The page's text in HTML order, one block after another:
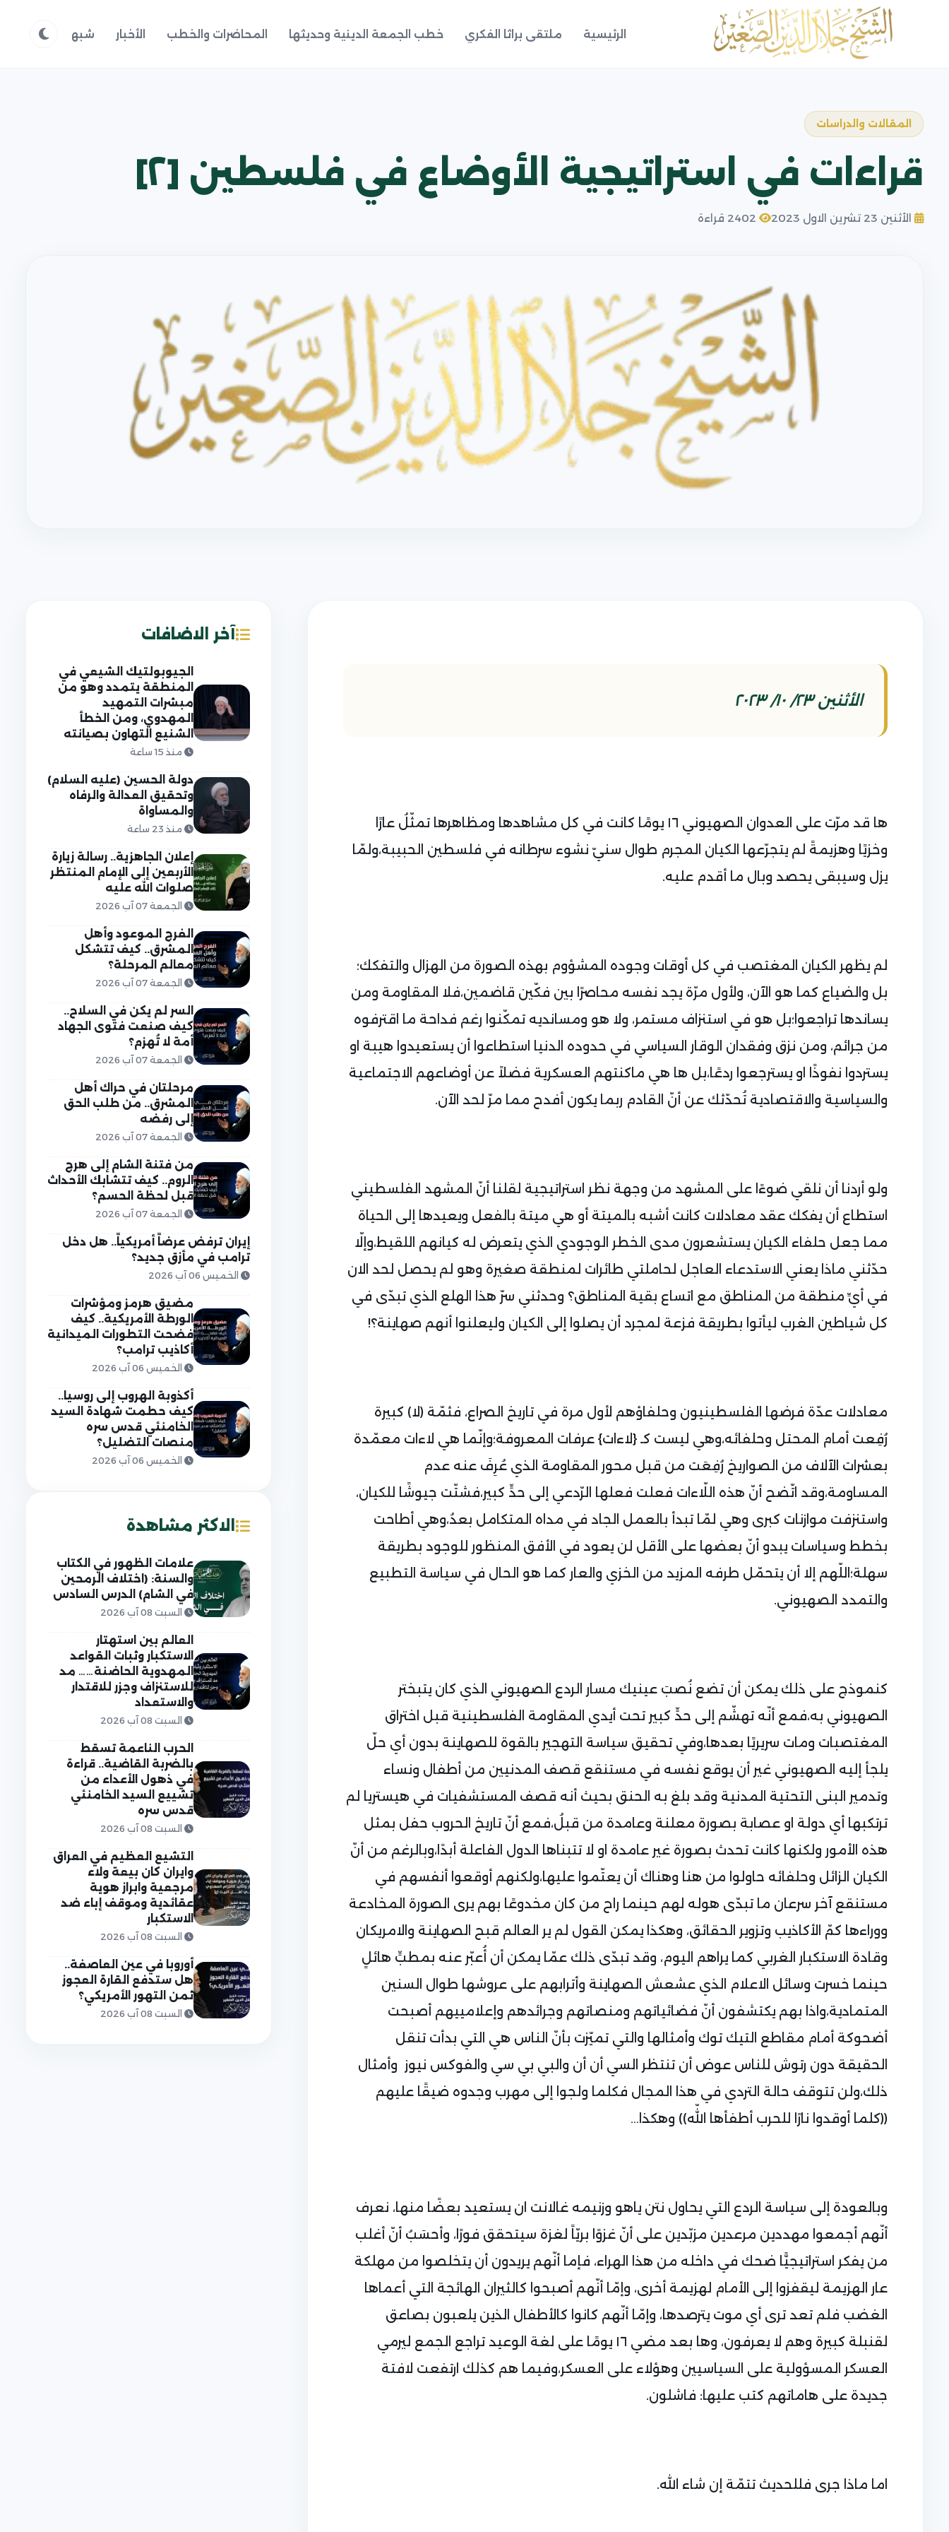
الرئيسية ملتقى براثا الفكري خطب الجمعة الدينية وحديثها المحاضرات والخطب الأخبار شبهات وردود
المقالات والدراسات
قراءات في استراتيجية الأوضاع في فلسطين [٢]
الأثنين 23 تشرين الاول 2023
الأثنين ٢٣/ ١٠/ ٢٠٢٣
ها قد مرّت على العدوان الصهيوني ١٦ يومًا كانت في كل مشاهدها ومظاهرها تمثّلُ عارًا
وخزيًا وهزيمةً لم يتجرّعها الكيان المجرم طوال سنيّ نشوء سرطانه في فلسطين الحبيبة،ولمّا
يزل وسيبقى يحصد وبال ما أقدم عليه.
لم يظهر الكيان المغتصب في كل أوقات وجوده المشؤوم بهذه الصورة من الهزال والتفكك؛
بل والضياع كما هو الآن، ولأول مرّة يجد نفسه محاصرًا بين فكّين قاضمين،فلا المقاومة ومن
يساندها تراجعوا؛بل هو في استنزاف مستمر، ولا هو ومسانديه تمكّنوا رغم فداحة ما اقترفوه
من جرائم، ومن نزق وفقدان الوقار السياسي في حدوده الدنيا استطاعوا أن يستعيدوا هيبة او
يستردوا نفوذًا او يسترجعوا ردعًا،بل ها هي ماكنتهم العسكرية فضلاً عن أوضاعهم الاجتماعية
والسياسية والاقتصادية تُحدّثك عن أنّ القادم ربما يكون أفدح مما مرّ لحد الآن.
ولو أردنا أن نلقي ضوءًا على المشهد من وجهة نظر استراتيجية لقلنا أنّ المشهد الفلسطيني
استطاع أن يفكك عقد معادلات كانت أشبه بالميتة أو هي ميتة بالفعل ويعيدها إلى الحياة
مما جعل حلفاء الكيان يستشعرون مدى الخطر الوجودي الذي يتعرض له كيانهم اللقيط،وإلّا
حدّثني ماذا يعني الاستدعاء العاجل لحاملتي طائرات لمنطقة صغيرة وهو لم يحصل لحد الان
في أيِّ منطقة من المناطق مع اتساع بقية المناطق؟ وحدثني سرّ هذا الهلع الذي تبدّى في
كل شياطين الغرب ليأتوا بطريقة فزعة لمجرد أن يصلوا إلى الكيان وليعلنوا أنهم صهاينة؟!
معادلات عدّة فرضها الفلسطينيون وحلفاؤهم لأول مرة في تاريخ الصراع، فثمّة (لا) كبيرة
رُفِعت أمام المحتل وحلفائه،وهي ليست كـ {لاءات} عرفات المعروفة؛وإنّما هي لاءات معمّدة
بعشرات الآلاف من الصواريخ رُفِعَت من قبل محور المقاومة الذي عُرِفَ عنه عدم
المساومة،وقد اتّضح أنّ هذه اللّاءات فعلت فعلها الرّدعي إلى حدٍّ كبير،فشتّت جيوشًا للكيان،
واستنزفت موازنات كبرى وهي لمّا تبدأ بالعمل الجاد في مداه المتكامل بعدُ،وهي أطاحت
بخطط وسياسات يبدو أنّ بعضها على الأقل لن يعود في الأفق المنظور للوجود بطريقة
سهلة؛اللّهم إلا أن يتحمّل طرفه المزيد من الخزي والعار كما هو الحال في سياسة التطبيع
والتمدد الصهيوني.
كنموذج على ذلك يمكن أن تضع نُصبَ عينيك مسار الردع الصهيوني الذي كان يتبختر
الصهيوني به،فمع أنّه تهشّم إلى حدٍّ كبير تحت أيدي المقاومة الفلسطينية قبل اختراق
المغتصبات ومات سريريًا بعدها،وفي تحقيق سياسة التهجير بالقوة للصهاينة بدون أي حلّ
يلجأ إليه الصهيوني غير أن يوقع نفسه في مستنقع قصف المدنيين من أطفال ونساء
وتدمير البنى التحتية المدنية وقد بلغ به الحنق بحيث أنه قصف المستشفيات في هيستريا لم
ترتكبها أي دولة او عصابة بصورة معلنة وعامدة من قبلُ،فمع أنّ تاريخ الحروب حفل بمثل
هذه الأمور ولكنها كانت تحدث بصورة غير عامدة او لا تتبناها الدول الفاعلة أبدًا،وبالرغم من أنّ
الكيان الزائل وحلفائه حاولوا من هنا وهناك أن يعتّموا عليها،ولكنهم أوقعوا أنفسهم في
مستنقع آخر سرعان ما تبدّى هوله لهم حينما راح من كان مخدوعًا بهم يرى الصورة المخادعة
ووراءها كمّ الأكاذيب وتزوير الحقائق، وهكذا يمكن القول لم ير العالم قبح الصهاينة والامريكان
وقادة الاستكبار الغربي كما يراهم اليوم، وقد تبدّى ذلك عمّا يمكن أن أُعبّر عنه بمطبٍّ هائلٍ
حينما خسرت وسائل الاعلام الذي عشعش الصهاينة وأترابهم على عروشها طوال السنين
المتمادية،واذا بهم يكتشفون أنّ فضائياتهم ومنصاتهم وجرائدهم وإعلامييهم أصبحت
أضحوكة أمام مقاطع التيك توك وأمثالها والتي تميّزت بأنّ الناس هي التي بدأت تنقل
الحقيقة دون رتوش للناس عوض أن تنتظر السي أن أن والبي بي سي والفوكس نيوز وأمثال
ذلك،ولن تتوقف حالة التردي في هذا المجال فكلما ولجوا إلى مهرب وجدوه ضيقًا عليهم
((كلما أوقدوا نارًا للحرب أطفأها اللّه)) وهكذا…
وبالعودة إلى سياسة الردع التي يحاول نتن ياهو وزنيمه غالانت ان يستعيد بعضًا منها، نعرف
أنّهم أجمعوا مهددين مرعدين مزبّدين على أنّ غزوًا بريّاً لغزة سيتحقق فورًا، وأحسَبُ أنّ أغلب
من يفكر استراتيجيًّا ضحك في داخله من هذا الهراء، فإما أنّهم يريدون أن يتخلصوا من مهلكة
عار الهزيمة ليقفزوا إلى الأمام لهزيمة أخرى، وإمّا أنّهم أصبحوا كالثيران الهائجة التي أعماها
الغضب فلم تعد ترى أي موت يترصدها، وإمّا أنّهم كانوا كالأطفال الذين يلعبون بصاعق
لقنبلة كبيرة وهم لا يعرفون، وها بعد مضي ١٦ يومًا على لغة الوعيد تراجع الجمع ليرمي
العسكر المسؤولية على السياسيين وهؤلاء على العسكر،وفيما هم كذلك ارتفعت لافتة
جديدة على هاماتهم كتب عليها: فاشلون.
اما ماذا جرى فللحديث تتمّة إن شاء الله.
آخر الاضافات
الجيوبولتيك الشيعي في
المنطقة يتمدد وهو من
مبشرات التمهيد
المهدوي، ومن الخطأ
الشنيع التهاون بصيانته
منذ 15 ساعة
دولة الحسين (عليه السلام)
وتحقيق العدالة والرفاه
والمساواة
منذ 23 ساعة
إعلان الجاهزية.. رسالة زيارة
الأربعين إلى الإمام المنتظر
صلوات الله عليه
الجمعة 07 آب 2026
الفرج الموعود وأهل
المشرق.. كيف تتشكل
معالم المرحلة؟
الجمعة 07 آب 2026
السر لم يكن في السلاح..
كيف صنعت فتوى الجهاد
أمة لا تُهزم؟
الجمعة 07 آب 2026
مرحلتان في حراك أهل
المشرق.. من طلب الحق
إلى رفضه
الجمعة 07 آب 2026
من فتنة الشام إلى هرج
الروم.. كيف تتشابك الأحداث
قبل لحظة الحسم؟
الجمعة 07 آب 2026
إيران ترفض عرضاً أمريكياً.. هل دخل
ترامب في مأزق جديد؟
الخميس 06 آب 2026
مضيق هرمز ومؤشرات
الورطة الأمريكية.. كيف
فضحت التطورات الميدانية
أكاذيب ترامب؟
الخميس 06 آب 2026
أكذوبة الهروب إلى روسيا..
كيف حطمت شهادة السيد
الخامنئي قدس سره
منصات التضليل؟
الخميس 06 آب 2026
الاكثر مشاهدة
علامات الظهور في الكتاب
والسنة: (اختلاف الرمحين
في الشام) الدرس السادس
السبت 08 آب 2026
العالم بين استهتار
الاستكبار وثبات القواعد
المهدوية الحاضنة…… مد
للاستنزاف وجزر للاقتدار
والاستعداد
السبت 08 آب 2026
الحرب الناعمة تسقط
بالضربة القاضية.. قراءة
في ذهول الأعداء من
تشييع السيد الخامنئي
قدس سره
السبت 08 آب 2026
التشيع العظيم في العراق
وايران كان بيعة ولاء
مرجعية وابراز هوية
عقائدية وموقف إباء ضد
الاستكبار
السبت 08 آب 2026
أوروبا في عين العاصفة..
هل ستدفع القارة العجوز
ثمن التهور الأمريكي؟
السبت 08 آب 2026